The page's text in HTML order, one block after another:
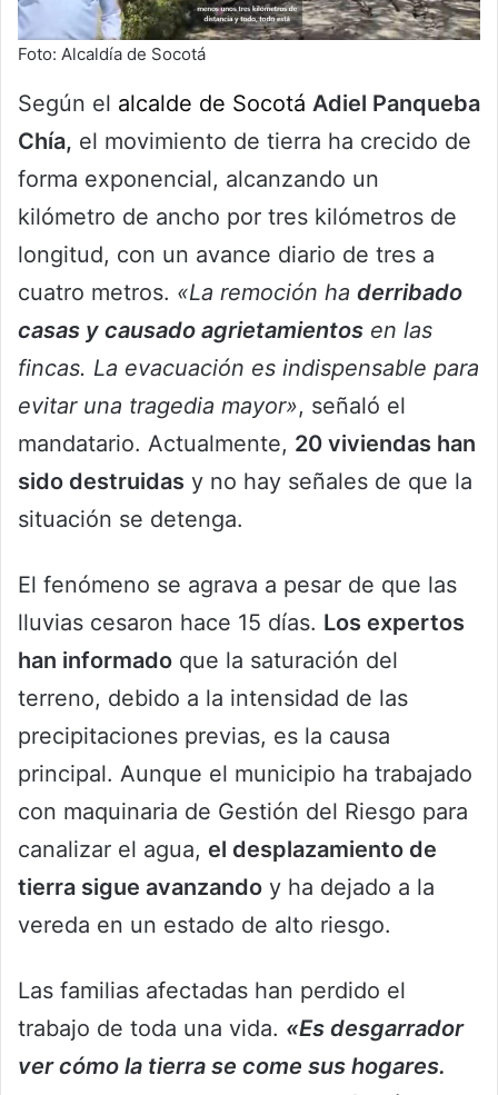
Foto: Alcaldía de Socotá
Según el alcalde de Socotá Adiel Panqueba
Chía, el movimiento de tierra ha crecido de
forma exponencial, alcanzando un
kilómetro de ancho por tres kilómetros de
longitud, con un avance diario de tres a
cuatro metros. «La remoción ha derribado
casas y causado agrietamientos en las
fincas. La evacuación es indispensable para
evitar una tragedia mayor», señaló el
mandatario. Actualmente, 20 viviendas han
sido destruidas y no hay señales de que la
situación se detenga.
El fenómeno se agrava a pesar de que las
lluvias cesaron hace 15 días. Los expertos
han informado que la saturación del
terreno, debido a la intensidad de las
precipitaciones previas, es la causa
principal. Aunque el municipio ha trabajado
con maquinaria de Gestión del Riesgo para
canalizar el agua, el desplazamiento de
tierra sigue avanzando y ha dejado a la
vereda en un estado de alto riesgo.
Las familias afectadas han perdido el
trabajo de toda una vida. «Es desgarrador
ver cómo la tierra se come sus hogares.